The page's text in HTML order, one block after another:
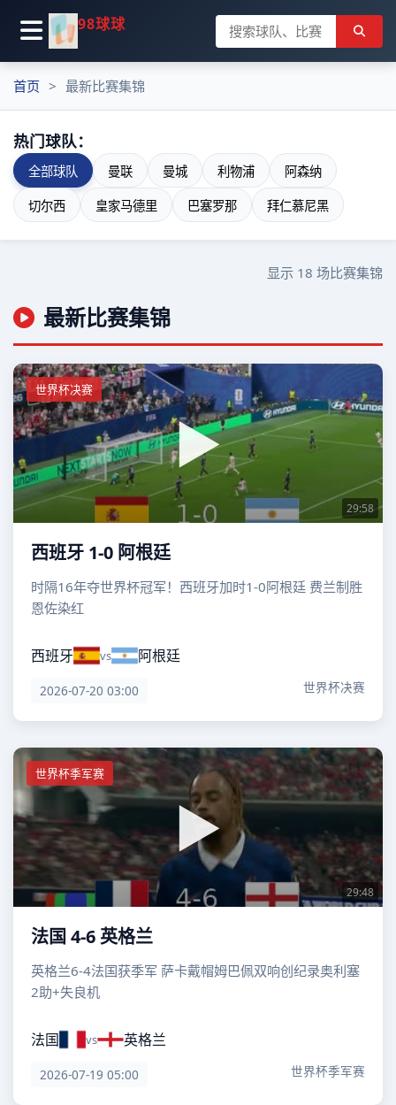
98球球
首页 最新比赛集锦
热门球队：
全部球队 曼联 曼城 利物浦 阿森纳
切尔西 皇家马德里 巴塞罗那 拜仁慕尼黑
显示 18 场比赛集锦
最新比赛集锦
世界杯决赛
29:58
西班牙 1-0 阿根廷
时隔16年夺世界杯冠军！西班牙加时1-0阿根廷 费兰制胜
恩佐染红
西班牙 vs 阿根廷
2026-07-20 03:00 世界杯决赛
世界杯季军赛
29:48
法国 4-6 英格兰
英格兰6-4法国获季军 萨卡戴帽姆巴佩双响创纪录奥利塞
2助+失良机
法国 vs 英格兰
2026-07-19 05:00 世界杯季军赛